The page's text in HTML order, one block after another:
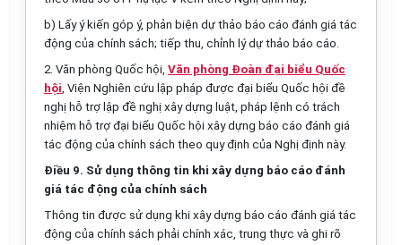
b) Lấy ý kiến góp ý, phản biện dự thảo báo cáo đánh giá tác
động của chính sách; tiếp thu, chỉnh lýdự thảo báo cáo.
2. Văn phòng Quốc hội, Văn phòng Đoàn đại biểu Quốc
hội, Viện Nghiên cứu lập pháp được đại biểu Quốc hội đề
nghị hỗ trợ lập đề nghị xây dựng luật, pháp ệnh có trách
nhiệm hỗ trợ đại biểu Quốc hội xây dựng báo cáo đánh giá
tác động của chính sách theo quy định của Nghị định này.
Điều 9. Sử dụng thông tin khi xây dựng báo cáo đánh
giá tác động của chính sách
Thông tin được sử dụng khi xây dựng báo cáo đánh giá tác
động của chính sách phải chính xác, trung thực và ghi rõ